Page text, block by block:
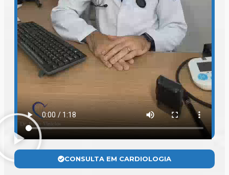
CONSULTA EM CARDIOLOGIA